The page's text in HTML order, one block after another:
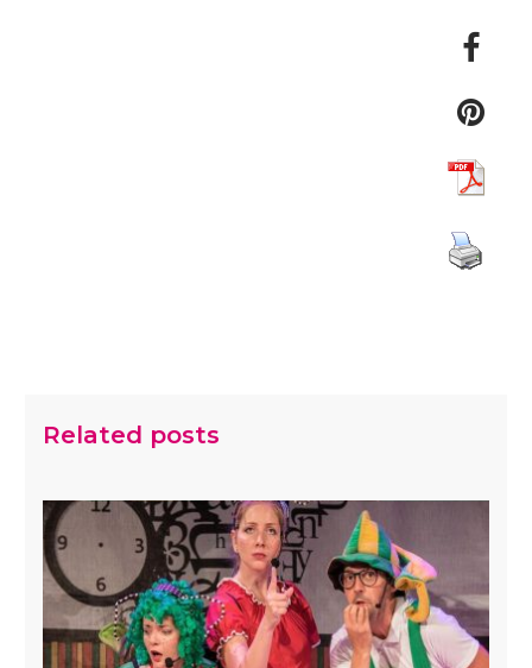
Related posts